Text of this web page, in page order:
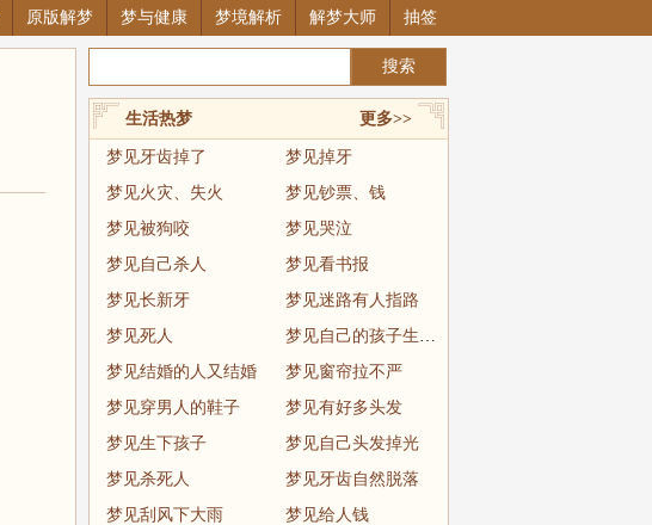
原版解梦 梦与健康 梦境解析 解梦大师 抽签
更多>>
生活热梦
梦见牙齿掉了
梦见掉牙
梦见火灾、失火
梦见钞票、钱
梦见被狗咬
梦见哭泣
梦见自己杀人
梦见看书报
梦见长新牙
梦见迷路有人指路
梦见死人
梦见自己的孩子生病了
梦见结婚的人又结婚
梦见窗帘拉不严
梦见穿男人的鞋子
梦见有好多头发
梦见生下孩子
梦见自己头发掉光
梦见杀死人
梦见牙齿自然脱落
梦见刮风下大雨
梦见给人钱